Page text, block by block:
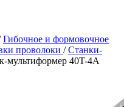
Гибочное и формовочное
проволоки / Станки-
мультиформер 40T-4A